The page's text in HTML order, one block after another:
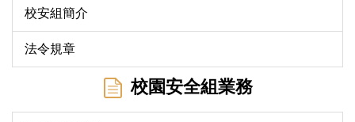
校安組簡介
法令規章
校園安全組業務